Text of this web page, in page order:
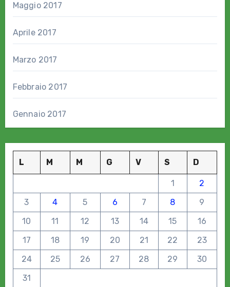
Maggio 2017
Aprile 2017
Marzo 2017
Febbraio 2017
Gennaio 2017
L M M G V S D
1
2
3
4 5 6 7 8
9
10
11 12 13 14 15
16
17
18 19 20 21 22
23
24
25 26 27 28 29
30
31